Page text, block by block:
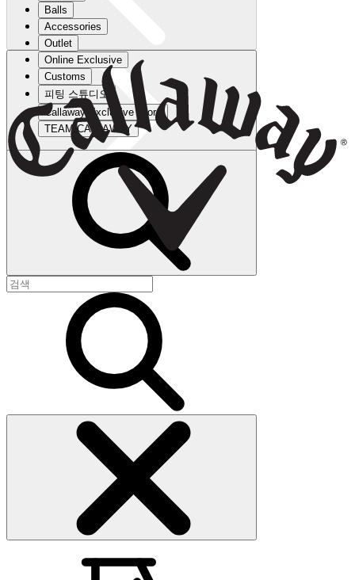
Balls
Accessories
Outlet
Online Exclusive
Customs
피팅 스튜디오
Callaway Exclusive Store
TEAM CALLAWAY